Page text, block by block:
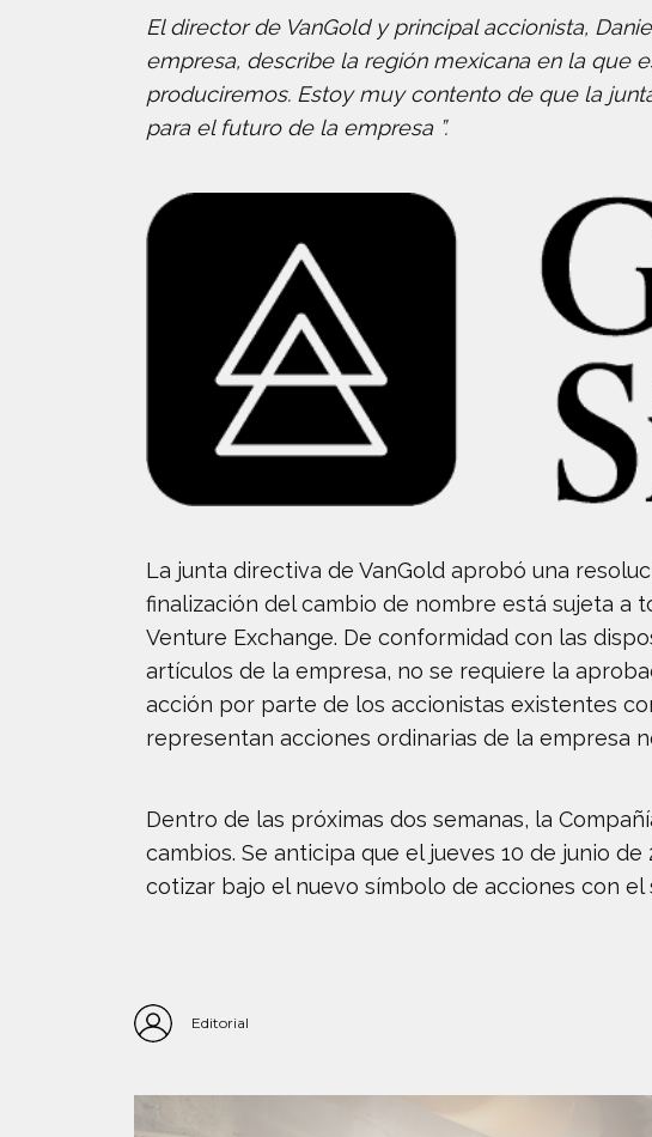
El director de VanGold y principal accionista,
empresa, describe la región mexicana en la que
produciremos. Estoy muy contento de que la
para el futuro de la empresa ”.
La junta directiva de VanGold aprobó una
finalización del cambio de nombre está sujeta a
Venture Exchange. De conformidad con las
artículos de la empresa, no se requiere la
acción por parte de los accionistas existentes
representan acciones ordinarias de la empresa
Dentro de las próximas dos semanas, la
cambios. Se anticipa que el jueves 10 de junio
cotizar bajo el nuevo símbolo de acciones con el
Editorial